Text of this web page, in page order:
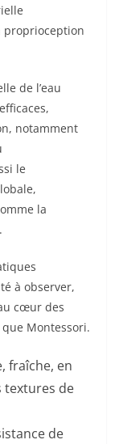
proprioception
de l’eau
notamment
le
la
à observer,
cœur des
Montessori.
fraîche, en
textures de
de